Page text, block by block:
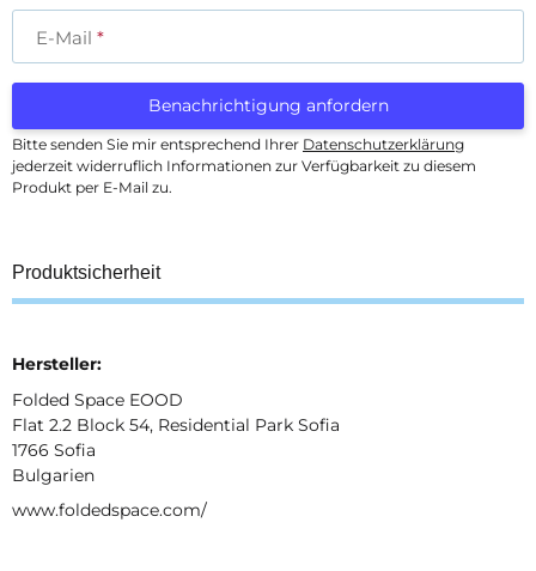
E-Mail
Benachrichtigung anfordern
Bitte senden Sie mir entsprechend Ihrer Datenschutzerklärung
jederzeit widerruflich Informationen zur Verfügbarkeit zu diesem
Produkt per E-Mail zu.
Produktsicherheit
Hersteller:
Folded Space EOOD
Flat 2.2 Block 54, Residential Park Sofia
1766 Sofia
Bulgarien
www.foldedspace.com/